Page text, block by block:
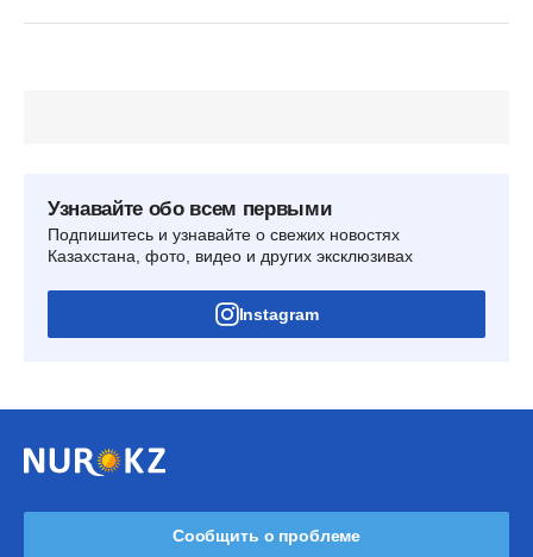
Узнавайте обо всем первыми
Подпишитесь и узнавайте о свежих новостях
Казахстана, фото, видео и других эксклюзивах
Instagram
Сообщить о проблеме